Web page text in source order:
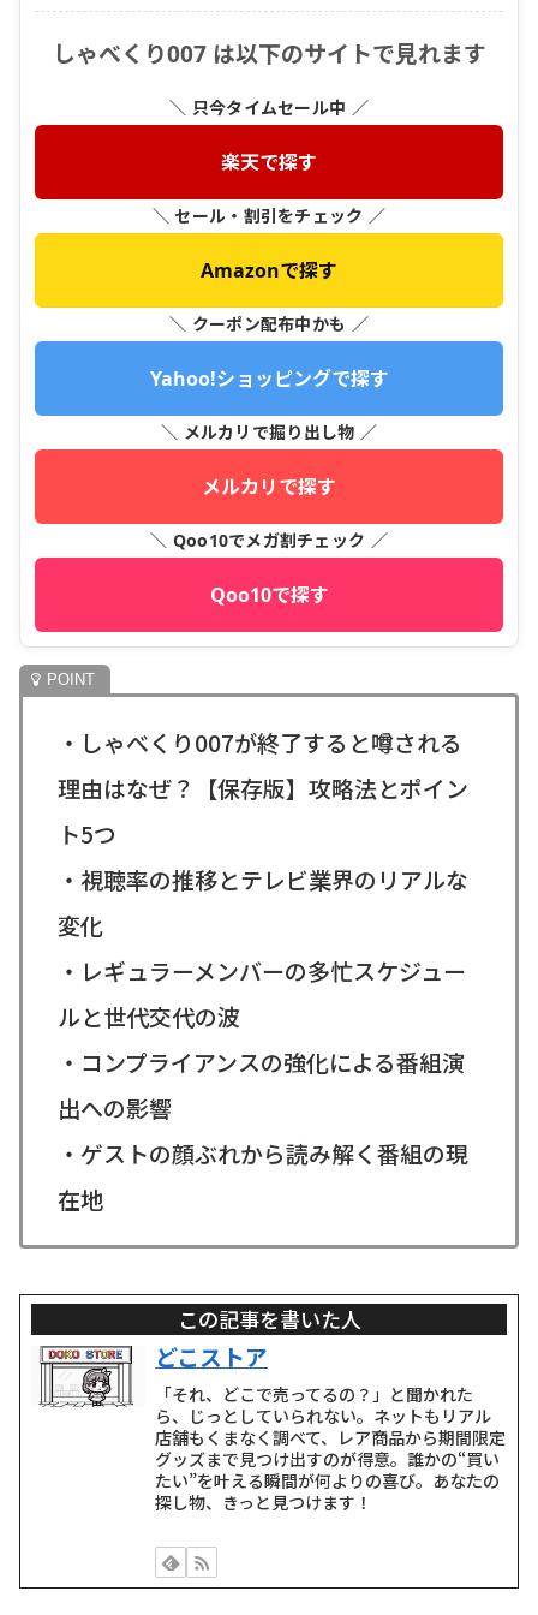
しゃべくり007 は以下のサイトで見れます
＼ 只今タイムセール中 ／
楽天で探す
＼ セール・割引をチェック ／
Amazonで探す
＼ クーポン配布中かも ／
Yahoo!ショッピングで探す
＼ メルカリで掘り出し物 ／
メルカリで探す
＼ Qoo10でメガ割チェック ／
Qoo10で探す
・しゃべくり007が終了すると噂される
理由はなぜ？【保存版】攻略法とポイン
ト5つ
・視聴率の推移とテレビ業界のリアルな
変化
・レギュラーメンバーの多忙スケジュー
ルと世代交代の波
・コンプライアンスの強化による番組演
出への影響
・ゲストの顔ぶれから読み解く番組の現
在地
この記事を書いた人
どこストア
「それ、どこで売ってるの？」と聞かれた
ら、じっとしていられない。ネットもリアル
店舗もくまなく調べて、レア商品から期間限定
グッズまで見つけ出すのが得意。誰かの“買い
たい”を叶える瞬間が何よりの喜び。あなたの
探し物、きっと見つけます！